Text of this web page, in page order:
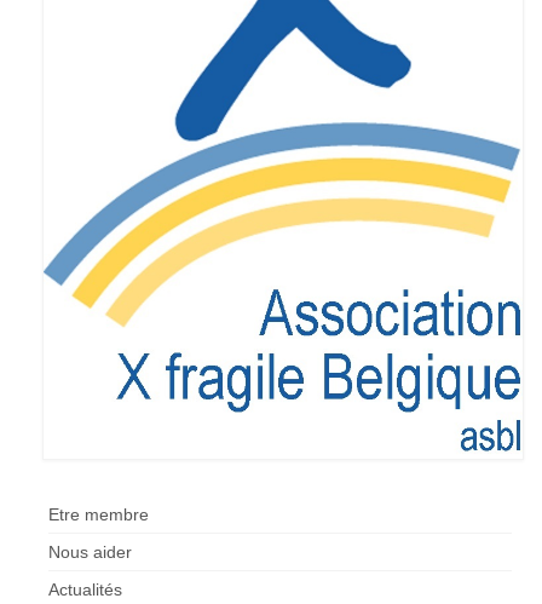
Scientific Advisory Board
Espace Membres
Albums photos
Témoignages
Nos publications
Accès Conseil d’administration
Etre membre
Nous aider
Actualités